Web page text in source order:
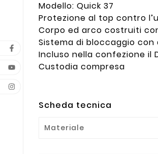
Modello: Quick 37
Protezione al top contro
Corpo ed arco costruiti
Sistema di bloccaggio
Incluso nella confezione il
Custodia compresa
Scheda tecnica
Materiale